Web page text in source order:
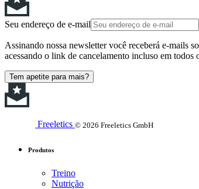
Seu endereço de e-mail
Assinando nossa newsletter você receberá e-mails
acessando o link de cancelamento incluso em todos
Tem apetite para mais?
Freeletics © 2026 Freeletics GmbH
Produtos
Treino
Nutrição